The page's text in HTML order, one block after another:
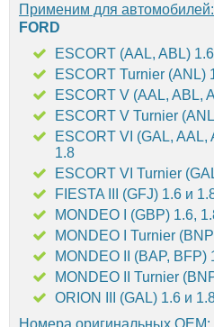
Применим для автомобилей:
FORD
ESCORT (AAL, ABL) 1.6
ESCORT Turnier (ANL)
ESCORT V (AAL, ABL,
ESCORT V Turnier
ESCORT VI (GAL, AAL,
1.8
ESCORT VI Turnier
FIESTA III (GFJ) 1.6 и
MONDEO I (GBP) 1.6,
MONDEO I Turnier
MONDEO II (BAP, BFP)
MONDEO II Turnier
ORION III (GAL) 1.6 и
Номера оригинальных OEM: